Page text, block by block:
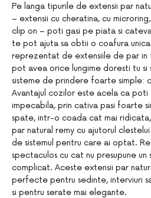
Pe langa tipurile de extensii par
– extensii cu cheratina, cu
clip on – poti gasi pe piata si
te pot ajuta sa obtii o coafura
reprezentat de extensiile de par in
pot avea orice lungime doresti tu si
sisteme de prindere foarte simple:
Avantajul cozilor este acela ca
impecabila, prin cativa pasi foarte
spate, intr-o coada cat mai
par natural remy cu ajutorul
de sistemul pentru care ai optat.
spectaculos cu cat nu presupune un
complicat. Aceste extensii par
perfecte pentru sedinte, interviuri
si pentru serate mai elegante.